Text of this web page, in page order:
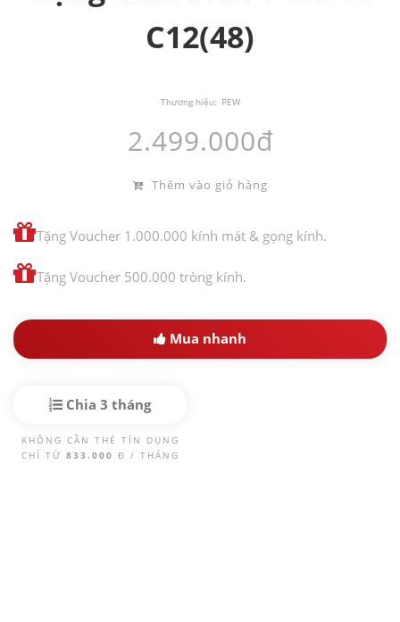
C12(48)
Thương hiệu: PEW
2.499.000đ
Thêm vào giỏ hàng
Tặng Voucher 1.000.000 kính mát & gọng kính.
Tặng Voucher 500.000 tròng kính.
Mua nhanh
Chia 3 tháng
KHÔNG CẦN THẺ TÍN DỤNG
CHỈ TỪ 833.000 Đ / THÁNG